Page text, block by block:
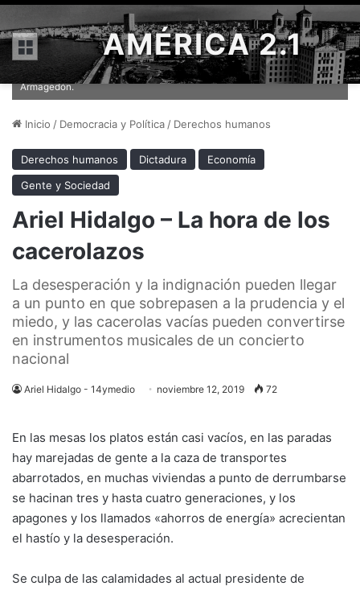
Menú AMÉRICA 2.1
Si soberbios y despreciativos no toman medidas urgentes, y esperan
sentados la hora de los cacerolazos, detrás no vendrá otra cosa que el
Armagedón.
Inicio / Democracia y Política / Derechos humanos
Derechos humanos Dictadura
Economía
Gente y Sociedad
Ariel Hidalgo – La hora de los
cacerolazos
La desesperación y la indignación pueden llegar
a un punto en que sobrepasen a la prudencia y el
miedo, y las cacerolas vacías pueden convertirse
en instrumentos musicales de un concierto
nacional
Ariel Hidalgo - 14ymedio noviembre 12, 2019 72
En las mesas los platos están casi vacíos, en las paradas
hay marejadas de gente a la caza de transportes
abarrotados, en muchas viviendas a punto de derrumbarse
se hacinan tres y hasta cuatro generaciones, y los
apagones y los llamados «ahorros de energía» acrecientan
el hastío y la desesperación.
Se culpa de las calamidades al actual presidente de